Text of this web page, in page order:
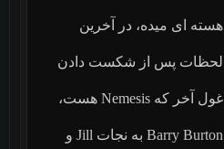
هسته ای میده، در آخرین
لحظات پس از شکست دادن
غول آخر که Nemesis هست،
Barry Burton به نجات Jill و